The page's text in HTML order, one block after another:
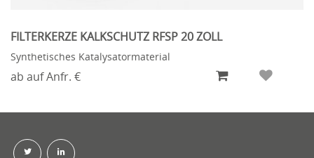
FILTERKERZE KALKSCHUTZ RFSP 20 ZOLL
Synthetisches Katalysatormaterial
ab auf Anfr. €